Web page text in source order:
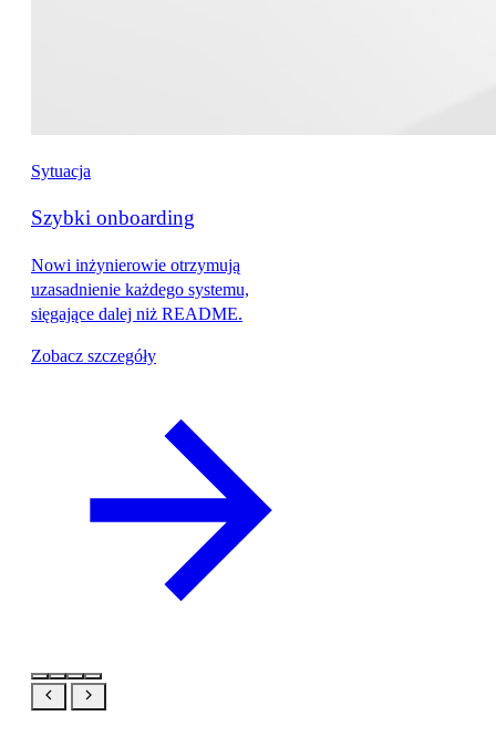
Sytuacja
Szybki onboarding
Nowi inżynierowie otrzymują
uzasadnienie każdego systemu,
sięgające dalej niż README.
Zobacz szczegóły